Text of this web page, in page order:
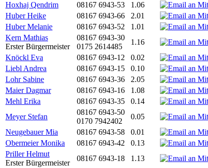
Hoxhaj Qendrim
08167 6943-53 1.06
Huber Heike
08167 6943-66 2.01
Huber Melanie
08167 6943-52 1.01
Kern Mathias
Erster Bürgermeister
08167 6943-30
0175 2614485
1.16
Knöckl Eva
08167 6943-12 0.02
Liebl Andrea
08167 6943-15 0.10
Lohr Sabine
08167 6943-36 2.05
Maier Dagmar
08167 6943-16 1.08
Mehl Erika
08167 6943-35 0.14
Meyer Stefan
08167 6943-50
0170 7942402
0.05
Neugebauer Mia
08167 6943-58 0.01
Obermeier Monika
08167 6943-42 0.13
Priller Helmut
Erster Bürgermeister
08167 6943-18 1.13